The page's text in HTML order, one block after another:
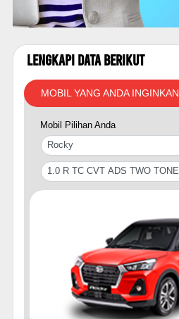
Lengkapi Data Berikut
MOBIL YANG ANDA INGINKAN
Mobil Pilihan Anda